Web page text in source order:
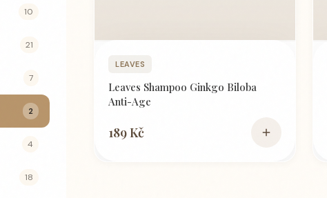
10
21
7
2
4
18
LEAVES
Leaves Shampoo Ginkgo Biloba
Anti-Age
189 Kč